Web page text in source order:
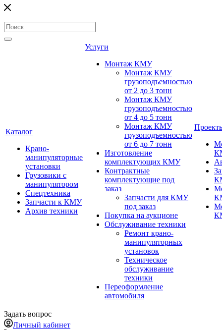
Каталог
Крано-
манипуляторные
установки
Грузовики с
манипулятором
Спецтехника
Запчасти к КМУ
Архив техники
Услуги
Монтаж КМУ
Монтаж КМУ
грузоподъемностью
от 2 до 3 тонн
Монтаж КМУ
грузоподъемностью
от 4 до 5 тонн
Монтаж КМУ
грузоподъемностью
от 6 до 7 тонн
Изготовление
комплектующих КМУ
Контрактные
комплектующие под
заказ
Запчасти для КМУ
под заказ
Покупка на аукционе
Обслуживание техники
Ремонт крано-
манипуляторных
установок
Техническое
обслуживание
техники
Переоформление
автомобиля
Задать вопрос
Личный кабинет